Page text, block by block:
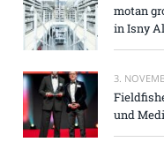
motan
in Isny
3.
und